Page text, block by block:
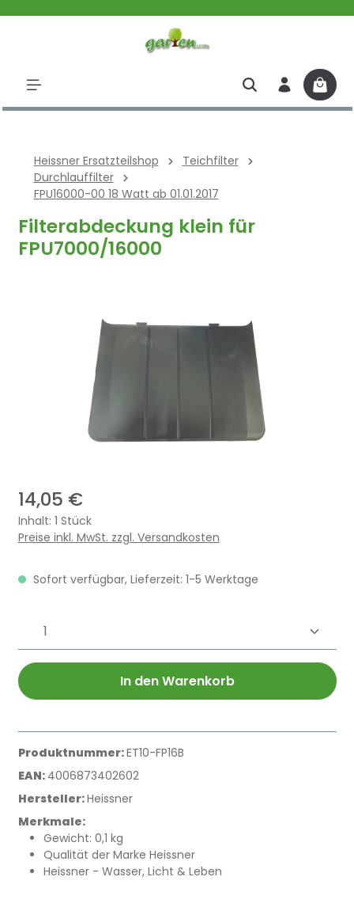
Heissner Ersatzteilshop
Teichfilter
Durchlauffilter
FPU16000-00 18 Watt ab 01.01.2017
Filterabdeckung klein für
FPU7000/16000
14,05 €
Inhalt: 1 Stück
Preise inkl. MwSt. zzgl. Versandkosten
Sofort verfügbar, Lieferzeit: 1-5 Werktage
Produkt Anzahl: Gib den
In den Warenkorb
Produktnummer:ET10-FP16B
EAN: 4006873402602
Hersteller:Heissner
Merkmale:
Gewicht: 0,1 kg
Qualität der Marke Heissner
Heissner - Wasser, Licht & Leben